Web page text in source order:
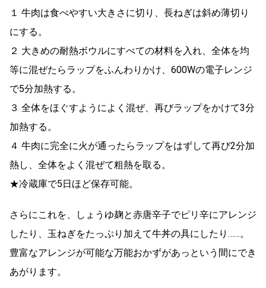
１ 牛肉は食べやすい大きさに切り、長ねぎは斜め薄切り
にする。
２ 大きめの耐熱ボウルにすべての材料を入れ、全体を均
等に混ぜたらラップをふんわりかけ、600Wの電子レンジ
で5分加熱する。
３ 全体をほぐすようによく混ぜ、再びラップをかけて3分
加熱する。
４ 牛肉に完全に火が通ったらラップをはずして再び2分加
熱し、全体をよく混ぜて粗熱を取る。
★冷蔵庫で5日ほど保存可能。
さらにこれを、しょうゆ麹と赤唐辛子でピリ辛にアレンジ
したり、玉ねぎをたっぷり加えて牛丼の具にしたり……。
豊富なアレンジが可能な万能おかずがあっという間にでき
あがります。